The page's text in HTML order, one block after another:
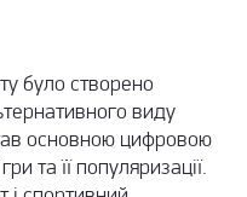
було створено
виду
основною цифровою
та її популяризації.